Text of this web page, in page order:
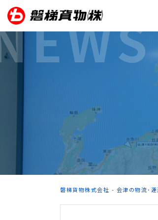
Skip
to
content
磐梯貨物株式会社 - 会津の物流･運